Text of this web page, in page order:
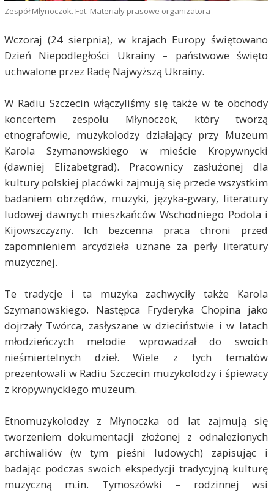
Zespół Młynoczok. Fot. Materiały prasowe organizatora
Wczoraj (24 sierpnia), w krajach Europy świętowano
Dzień Niepodległości Ukrainy – państwowe święto
uchwalone przez Radę Najwyższą Ukrainy.
W Radiu Szczecin włączyliśmy się także w te obchody
koncertem zespołu Młynoczok, który tworzą
etnografowie, muzykolodzy działający przy Muzeum
Karola Szymanowskiego w mieście Kropywnycki
(dawniej Elizabetgrad). Pracownicy zasłużonej dla
kultury polskiej placówki zajmują się przede wszystkim
badaniem obrzędów, muzyki, języka-gwary, literatury
ludowej dawnych mieszkańców Wschodniego Podola i
Kijowszczyzny. Ich bezcenna praca chroni przed
zapomnieniem arcydzieła uznane za perły literatury
muzycznej.
Te tradycje i ta muzyka zachwyciły także Karola
Szymanowskiego. Następca Fryderyka Chopina jako
dojrzały Twórca, zasłyszane w dzieciństwie i w latach
młodzieńczych melodie wprowadzał do swoich
nieśmiertelnych dzieł. Wiele z tych tematów
prezentowali w Radiu Szczecin muzykolodzy i śpiewacy
z kropywnyckiego muzeum.
Etnomuzykolodzy z Młynoczka od lat zajmują się
tworzeniem dokumentacji złożonej z odnalezionych
archiwaliów (w tym pieśni ludowych) zapisując i
badając podczas swoich ekspedycji tradycyjną kulturę
muzyczną m.in. Tymoszówki – rodzinnej wsi